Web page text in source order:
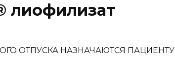
ОТПУСКА НАЗНАЧАЮТСЯ ПАЦИЕНТУ